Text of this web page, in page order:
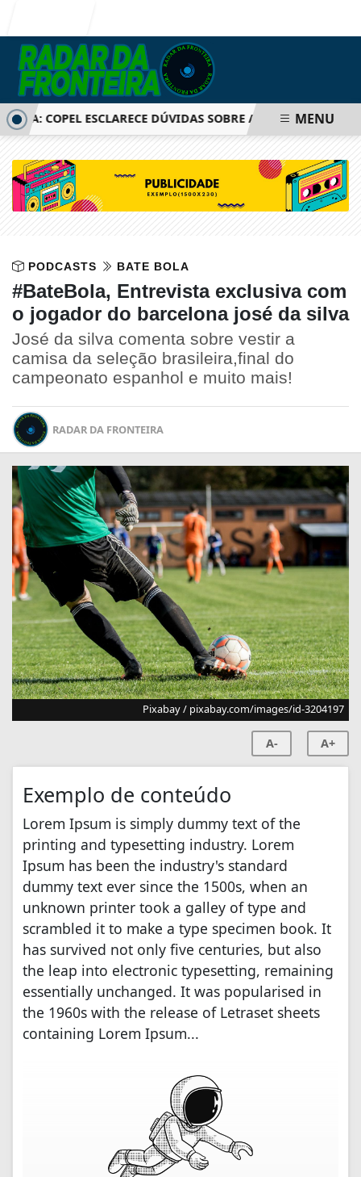
COPEL ESCLARECE DÚVIDAS SOBRE AUMENTO DE TARIFAS
MENU
PODCASTS BATE BOLA
#BateBola, Entrevista exclusiva com
o jogador do barcelona josé da silva
José da silva comenta sobre vestir a
camisa da seleção brasileira,final do
campeonato espanhol e muito mais!
RADAR DA FRONTEIRA
Pixabay / pixabay.com/images/id-3204197
A- A+
Exemplo de conteúdo
Lorem Ipsum is simply dummy text of the
printing and typesetting industry. Lorem
Ipsum has been the industry's standard
dummy text ever since the 1500s, when an
unknown printer took a galley of type and
scrambled it to make a type specimen book. It
has survived not only five centuries, but also
the leap into electronic typesetting, remaining
essentially unchanged. It was popularised in
the 1960s with the release of Letraset sheets
containing Lorem Ipsum...